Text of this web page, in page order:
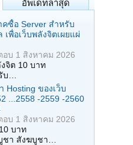
อัพเดทล่าสุด
ซื้อ Server สำหรับ
เพื่อเว็บพลังจิตเผยแผ่
อบ 1 สิงหาคม 2026
จิต 10 บาท
บ…
Hosting ของเว็บ
...2558 -2559 -2560
อบ 1 สิงหาคม 2026
บาท
ชา สังฆบูชา…